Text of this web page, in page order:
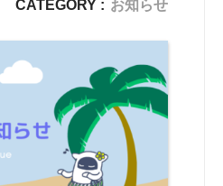
CATEGORY : お知らせ